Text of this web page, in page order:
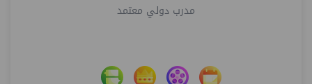
مدرب دولي معتمد